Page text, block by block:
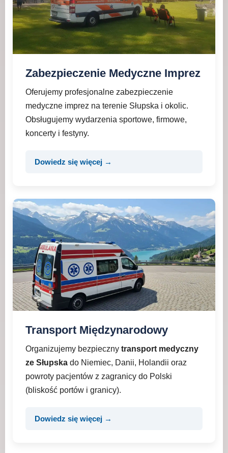
Zabezpieczenie Medyczne Imprez
Oferujemy profesjonalne zabezpieczenie
medyczne imprez na terenie Słupska i okolic.
Obsługujemy wydarzenia sportowe, firmowe,
koncerty i festyny.
Dowiedz się więcej →
Transport Międzynarodowy
Organizujemy bezpieczny transport medyczny
ze Słupska do Niemiec, Danii, Holandii oraz
powroty pacjentów z zagranicy do Polski
(bliskość portów i granicy).
Dowiedz się więcej →